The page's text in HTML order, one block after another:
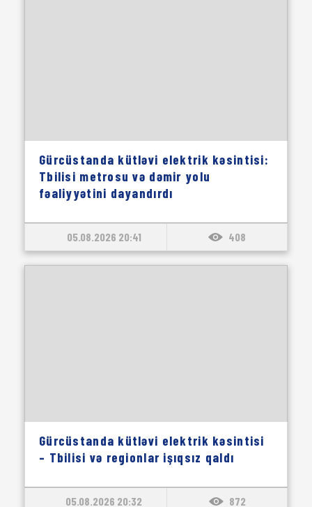
Gürcüstanda kütləvi elektrik kəsintisi:
Tbilisi metrosu və dəmir yolu
fəaliyyətini dayandırdı
05.08.2026 20:41 408
Gürcüstanda kütləvi elektrik kəsintisi
– Tbilisi və regionlar işıqsız qaldı
05.08.2026 20:32 872